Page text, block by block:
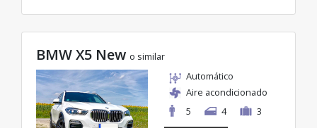
BMW X5 New o similar
Automático
Aire acondicionado
5
4 3